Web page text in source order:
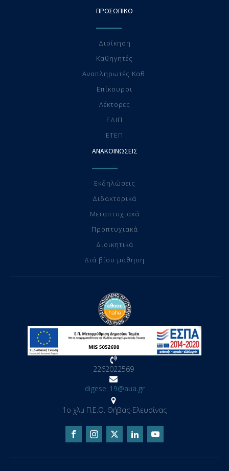
ΠΡΟΣΩΠΙΚΟ
Διοίκηση
Καθηγητές
Αναπληρωτές Καθ.
Επίκουροι
Λέκτορες
ΕΔΙΠ
ΕTEΠ
ΑΝΑΚΟΙΝΩΣΕΙΣ
Εκδηλώσεις
Διδακτορικά
Μεταπτυχιακά
Προπτυχιακά
Διοικητικά
Διά βίου μάθηση
2262022569
digese_19@aua.gr
1ο χλμ Π.Ε.Ο. Θήβας-Ελευσίνας